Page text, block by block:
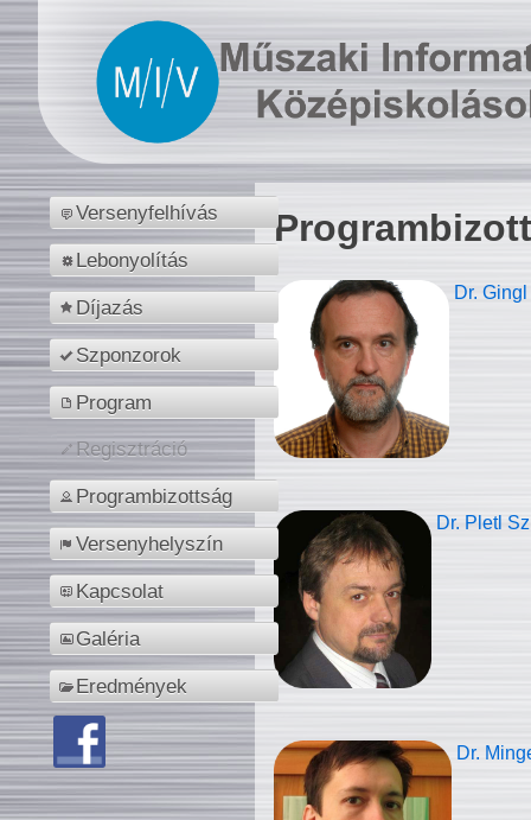
Versenyfelhívás
Lebonyolítás
Díjazás
Szponzorok
Program
Regisztráció
Programbizottság
Versenyhelyszín
Kapcsolat
Galéria
Eredmények
Dr.
Dr. Pletl
Dr.